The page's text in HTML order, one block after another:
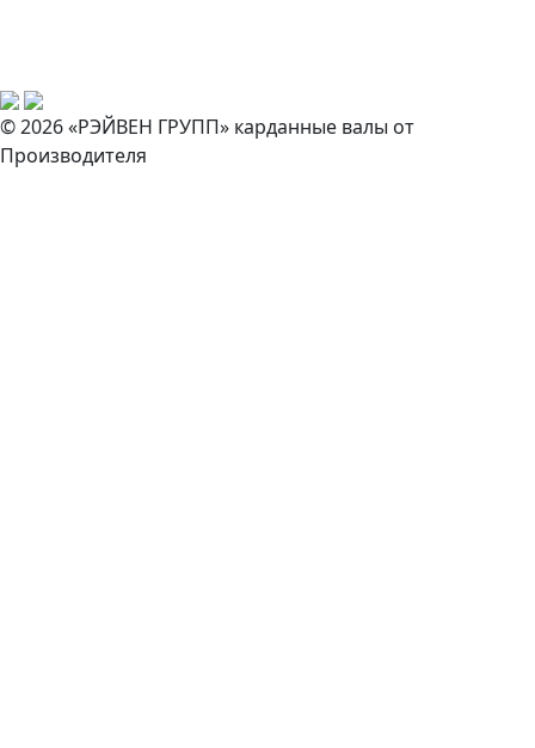
© 2026 «РЭЙВЕН ГРУПП» карданные валы от
Производителя